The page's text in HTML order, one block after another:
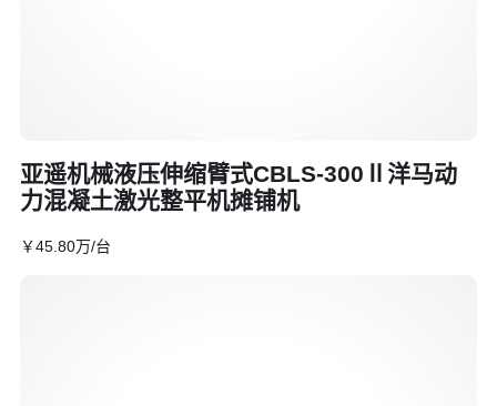
亚遥机械液压伸缩臂式CBLS-300Ⅱ洋马动
力混凝土激光整平机摊铺机
￥45 .80万/台